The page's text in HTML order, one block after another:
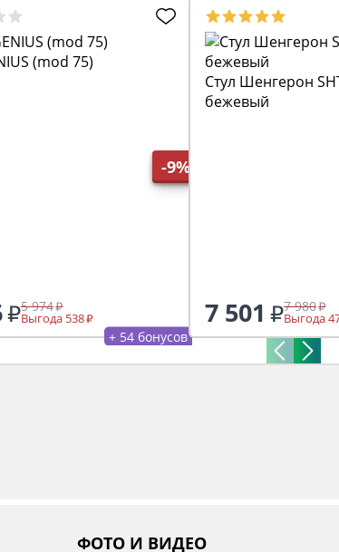
-9%
(mod 75)
5 974
Выгода 538
+ 54 бонусов
Стул Шенгерон
бежевый
7 501 7 980
Выгода
ФОТО И ВИДЕО